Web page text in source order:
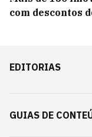
com descontos
EDITORIAS
GUIAS DE